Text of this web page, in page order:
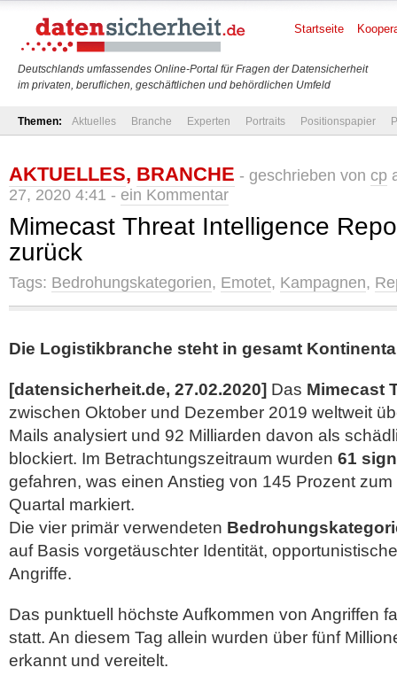
Deutschlands umfassendes Online-Portal für Fragen der Datensicherheit
im privaten, beruflichen, geschäftlichen und behördlichen Umfeld
Startseite
Themen: Aktuelles Branche Experten Portraits Positionspapier
AKTUELLES, BRANCHE - geschrieben von cp
27, 2020 4:41 - ein Kommentar
Mimecast Threat Intelligence
zurück
Tags: Bedrohungskategorien, Emotet, Kampagnen,
Die Logistikbranche steht in gesamt
[datensicherheit.de, 27.02.2020] Das Mimecast
zwischen Oktober und Dezember 2019 weltweit
Mails analysiert und 92 Milliarden davon als
blockiert. Im Betrachtungszeitraum wurden 61
gefahren, was einen Anstieg von 145 Prozent
Quartal markiert.
Die vier primär verwendeten
auf Basis vorgetäuschter Identität,
Angriffe.
Das punktuell höchste Aufkommen von Angriffen
statt. An diesem Tag allein wurden über fünf
erkannt und vereitelt.